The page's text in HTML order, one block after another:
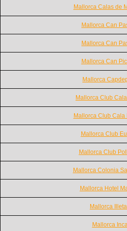
Mallorca Calas de
Mallorca Can
Mallorca Can
Mallorca Can
Mallorca
Mallorca Club
Mallorca Club Cala
Mallorca Club
Mallorca Club
Mallorca Colonia
Mallorca Hotel
Mallorca
Mallorca